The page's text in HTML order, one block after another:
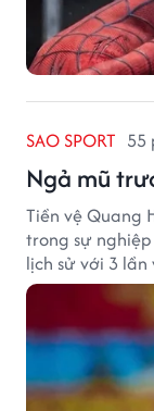
SAO SPORT 55
Ngả mũ
Tiền vệ Quang
trong sự
lịch sử với 3 lần